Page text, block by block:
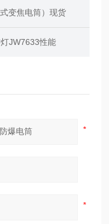
变焦电筒）现货
JW7633性能